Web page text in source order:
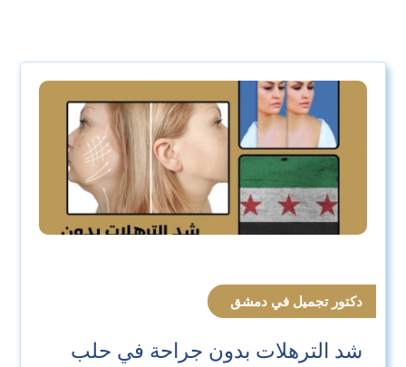
دكتور تجميل في دمشق
شد الترهلات بدون جراحة في حلب